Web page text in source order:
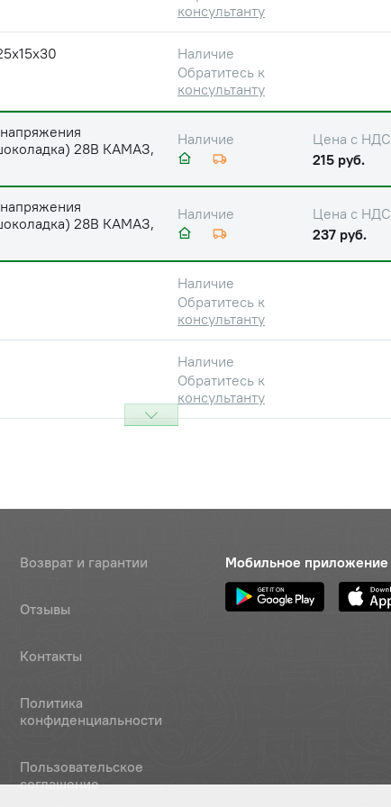
консультанту
Наличие
Обратитесь к
консультанту
28В КАМАЗ,
Наличие
Цена с НДС
215 руб.
28В КАМАЗ,
Наличие
Цена с НДС
237 руб.
Наличие
Обратитесь к
консультанту
Наличие
Обратитесь к
консультанту
Возврат и гарантии
Отзывы
Контакты
Политика
конфиденциальности
Пользовательское
соглашение
Мобильное приложение